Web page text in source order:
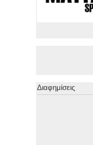
Διαφημίσεις